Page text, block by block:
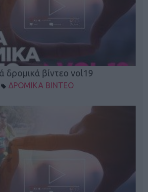
δρομικά βίντεο vol19
ΔΡΟΜΙΚΑ ΒΙΝΤΕΟ